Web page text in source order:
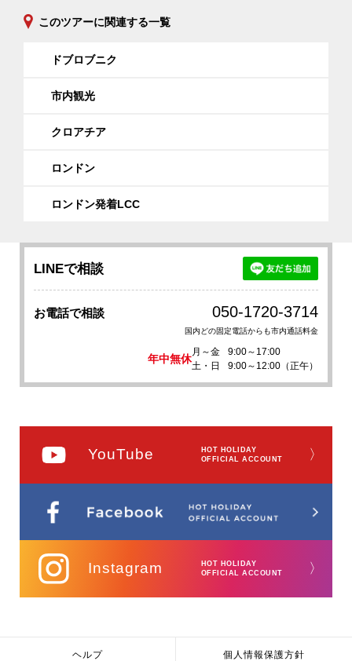
このツアーに関連する一覧
ドブロブニク
市内観光
クロアチア
ロンドン
ロンドン発着LCC
LINEで相談
お電話で相談 050-1720-3714
国内どの固定電話からも市内通話料金
年中無休
月～金
9:00～17:00
土・日
9:00～12:00（正午）
YouTube
HOT HOLIDAY
OFFICIAL ACCOUNT
〉
Instagram
HOT HOLIDAY
OFFICIAL ACCOUNT
〉
ヘルプ 個人情報保護方針